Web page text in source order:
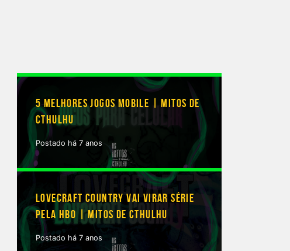
5 MELHORES JOGOS MOBILE | MITOS DE
CTHULHU
Postado há 7 anos
LOVECRAFT COUNTRY VAI VIRAR SÉRIE
PELA HBO | MITOS DE CTHULHU
Postado há 7 anos